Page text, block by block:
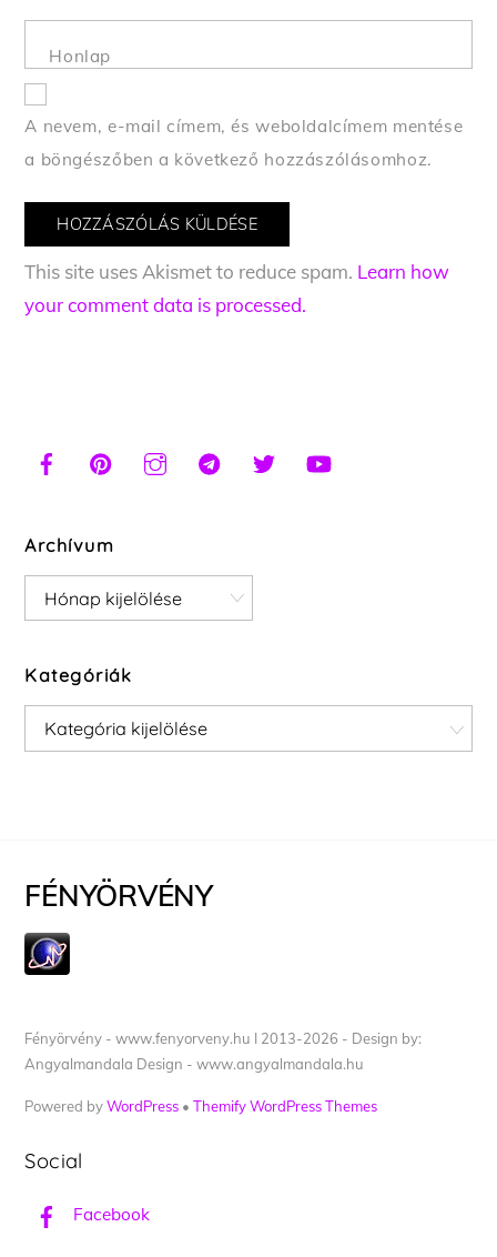
Honlap
A nevem, e-mail címem, és weboldalcímem mentése
a böngészőben a következő hozzászólásomhoz.
This site uses Akismet to reduce spam. Learn how
your comment data is processed.
Archívum
Archívum
Kategóriák
Kategóriák
FÉNYÖRVÉNY
Fényörvény - www.fenyorveny.hu I 2013-2026 - Design by:
Angyalmandala Design - www.angyalmandala.hu
Powered byWordPress •Themify WordPress Themes
Social
Facebook